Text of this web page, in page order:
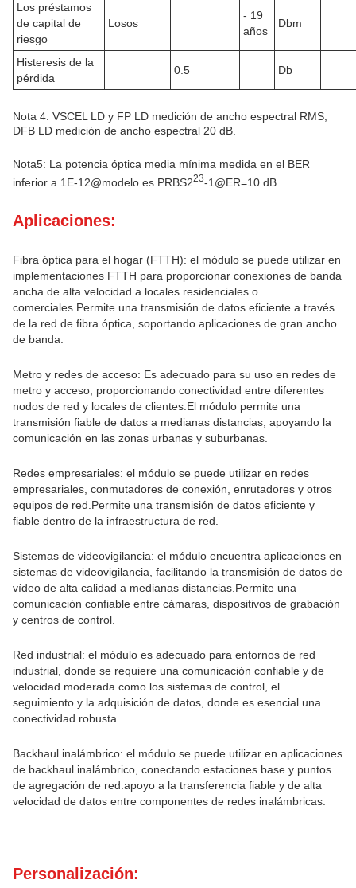
Los préstamos
de capital de
riesgo
Losos
- 19
años
Dbm
Histeresis de la
pérdida
0.5 Db
Nota 4: VSCEL LD y FP LD medición de ancho espectral RMS,
DFB LD medición de ancho espectral 20 dB.
Nota5: La potencia óptica media mínima medida en el BER
inferior a 1E-12@modelo es PRBS223-1@ER=10 dB.
Aplicaciones:
Fibra óptica para el hogar (FTTH): el módulo se puede utilizar en
implementaciones FTTH para proporcionar conexiones de banda
ancha de alta velocidad a locales residenciales o
comerciales.Permite una transmisión de datos eficiente a través
de la red de fibra óptica, soportando aplicaciones de gran ancho
de banda.
Metro y redes de acceso: Es adecuado para su uso en redes de
metro y acceso, proporcionando conectividad entre diferentes
nodos de red y locales de clientes.El módulo permite una
transmisión fiable de datos a medianas distancias, apoyando la
comunicación en las zonas urbanas y suburbanas.
Redes empresariales: el módulo se puede utilizar en redes
empresariales, conmutadores de conexión, enrutadores y otros
equipos de red.Permite una transmisión de datos eficiente y
fiable dentro de la infraestructura de red.
Sistemas de videovigilancia: el módulo encuentra aplicaciones en
sistemas de videovigilancia, facilitando la transmisión de datos de
vídeo de alta calidad a medianas distancias.Permite una
comunicación confiable entre cámaras, dispositivos de grabación
y centros de control.
Red industrial: el módulo es adecuado para entornos de red
industrial, donde se requiere una comunicación confiable y de
velocidad moderada.como los sistemas de control, el
seguimiento y la adquisición de datos, donde es esencial una
conectividad robusta.
Backhaul inalámbrico: el módulo se puede utilizar en aplicaciones
de backhaul inalámbrico, conectando estaciones base y puntos
de agregación de red.apoyo a la transferencia fiable y de alta
velocidad de datos entre componentes de redes inalámbricas.
Personalización: